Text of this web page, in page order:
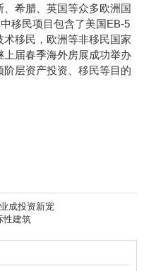
希腊、英国等众多欧洲国
移民项目包含了美国EB-5
移民，欧洲等非移民国家
届春季海外房展成功举办
层资产投资、移民等目的
成投资新宠
性建筑